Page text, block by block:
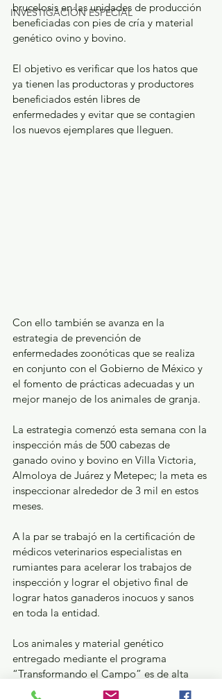
INVESTIGACIÓN ESPECIAL
brucelosis en las unidades de producción
beneficiadas con pies de cría y material
genético ovino y bovino.
El objetivo es verificar que los hatos que
ya tienen las productoras y productores
beneficiados estén libres de
enfermedades y evitar que se contagien
los nuevos ejemplares que lleguen.
Con ello también se avanza en la
estrategia de prevención de
enfermedades zoonóticas que se realiza
en conjunto con el Gobierno de México y
el fomento de prácticas adecuadas y un
mejor manejo de los animales de granja.
La estrategia comenzó esta semana con la
inspección más de 500 cabezas de
ganado ovino y bovino en Villa Victoria,
Almoloya de Juárez y Metepec; la meta es
inspeccionar alrededor de 3 mil en estos
meses.
A la par se trabajó en la certificación de
médicos veterinarios especialistas en
rumiantes para acelerar los trabajos de
inspección y lograr el objetivo final de
lograr hatos ganaderos inocuos y sanos
en toda la entidad.
Los animales y material genético
entregado mediante el programa
“Transformando el Campo” es de alta
calidad y cumple con los estándares de